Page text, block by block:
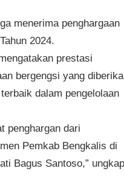
menerima penghargaan
2024.
prestasi
bergengsi yang
dalam pengelolaan
penghargan dari
Pemkab Bengkalis di
Bagus Santoso,” ungkap